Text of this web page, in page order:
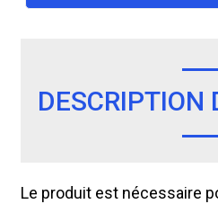
DESCRIPTION
Le produit est nécessaire